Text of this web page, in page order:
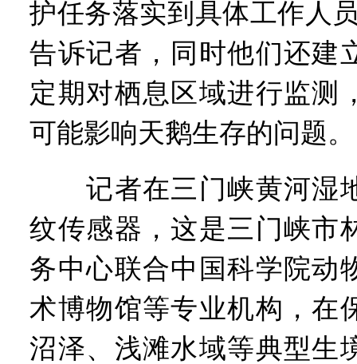
护任务落实到具体工作人
告诉记者，同时他们还建
定期对栖息区域进行监测
可能影响天鹅生存的问题。
记者在三门峡黄河湿
纹传感器，这是三门峡市
务中心联合中国科学院动
术博物馆等专业机构，在
沼泽、浅滩水域等典型生